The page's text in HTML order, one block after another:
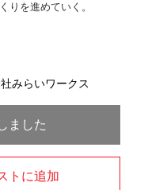
りを進めていく。
ました
トに追加
みらいワークス